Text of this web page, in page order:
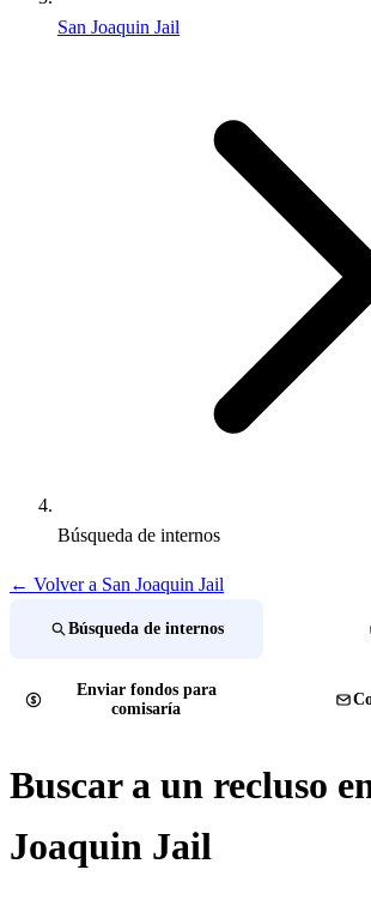
San Joaquin Jail
Búsqueda de internos
← Volver a San Joaquin Jail
Búsqueda de internos
Enviar fondos para
comisaría
Buscar a un recluso
Joaquin Jail